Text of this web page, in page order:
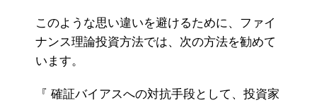
このような思い違いを避けるために、ファイ
ナンス理論投資方法では、次の方法を勧めて
います。
『 確証バイアスへの対抗手段として、投資家